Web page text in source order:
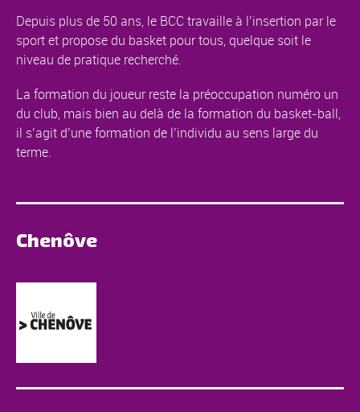
Depuis plus de 50 ans, le BCC travaille à l’insertion par le
sport et propose du basket pour tous, quelque soit le
niveau de pratique recherché.
La formation du joueur reste la préoccupation numéro un
du club, mais bien au delà de la formation du basket-ball,
il s’agit d’une formation de l’individu au sens large du
terme.
Chenôve